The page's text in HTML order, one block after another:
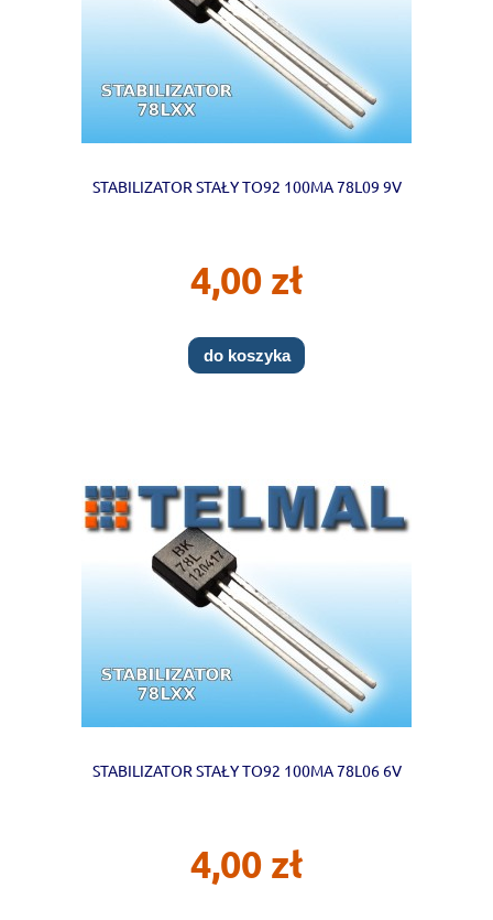
STABILIZATOR STAŁY TO92 100MA 78L09 9V
4,00 zł
do koszyka
STABILIZATOR STAŁY TO92 100MA 78L06 6V
4,00 zł